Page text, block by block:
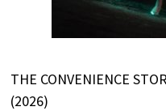
THE CONVENIENCE
(2026)